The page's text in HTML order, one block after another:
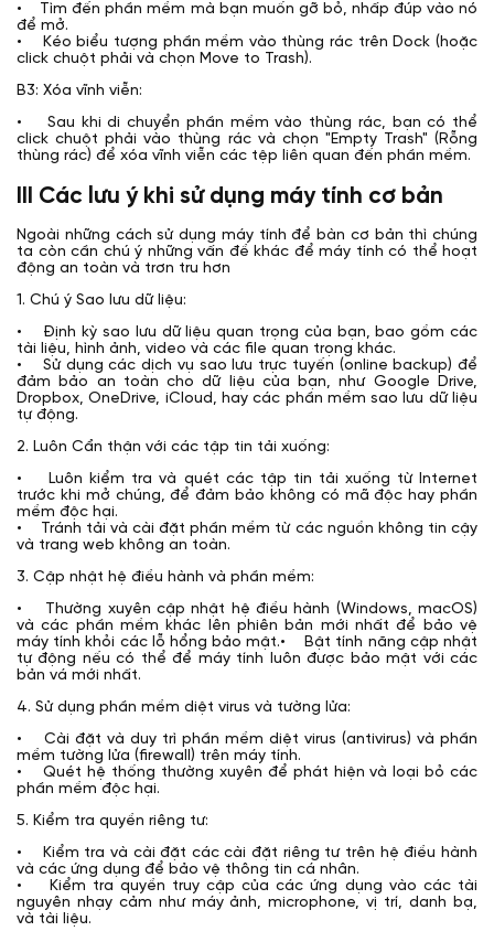
• Tìm đến phần mềm mà bạn muốn gỡ bỏ, nhấp đúp vào nó
để mở.
• Kéo biểu tượng phần mềm vào thùng rác trên Dock (hoặc
click chuột phải và chọn Move to Trash).
B3: Xóa vĩnh viễn:
• Sau khi di chuyển phần mềm vào thùng rác, bạn có thể
click chuột phải vào thùng rác và chọn "Empty Trash" (Rỗng
thùng rác) để xóa vĩnh viễn các tệp liên quan đến phần mềm.
III Các lưu ý khi sử dụng máy tính cơ bản
Ngoài những cách sử dụng máy tính để bàn cơ bản thì chúng
ta còn cần chú ý những vấn đề khác để máy tính có thể hoạt
động an toàn và trơn tru hơn
1. Chú ý Sao lưu dữ liệu:
• Định kỳ sao lưu dữ liệu quan trọng của bạn, bao gồm các
tài liệu, hình ảnh, video và các file quan trọng khác.
• Sử dụng các dịch vụ sao lưu trực tuyến (online backup) để
đảm bảo an toàn cho dữ liệu của bạn, như Google Drive,
Dropbox, OneDrive, iCloud, hay các phần mềm sao lưu dữ liệu
tự động.
2. Luôn Cẩn thận với các tập tin tải xuống:
• Luôn kiểm tra và quét các tập tin tải xuống từ Internet
trước khi mở chúng, để đảm bảo không có mã độc hay phần
mềm độc hại.
• Tránh tải và cài đặt phần mềm từ các nguồn không tin cậy
và trang web không an toàn.
3. Cập nhật hệ điều hành và phần mềm:
• Thường xuyên cập nhật hệ điều hành (Windows, macOS)
và các phần mềm khác lên phiên bản mới nhất để bảo vệ
máy tính khỏi các lỗ hổng bảo mật.• Bật tính năng cập nhật
tự động nếu có thể để máy tính luôn được bảo mật với các
bản vá mới nhất.
4. Sử dụng phần mềm diệt virus và tường lửa:
• Cài đặt và duy trì phần mềm diệt virus (antivirus) và phần
mềm tường lửa (firewall) trên máy tính.
• Quét hệ thống thường xuyên để phát hiện và loại bỏ các
phần mềm độc hại.
5. Kiểm tra quyền riêng tư:
• Kiểm tra và cài đặt các cài đặt riêng tư trên hệ điều hành
và các ứng dụng để bảo vệ thông tin cá nhân.
• Kiểm tra quyền truy cập của các ứng dụng vào các tài
nguyên nhạy cảm như máy ảnh, microphone, vị trí, danh bạ,
và tài liệu.